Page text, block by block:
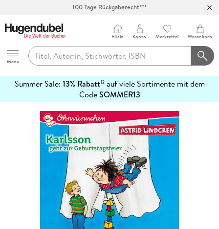
Abholung in über 100 Filialen
Hugendubel
Menu
Filiale Konto Merkzettel Warenkorb
Summer Sale: 13% Rabatt12auf viele Sortimente mit dem
CodeSOMMER13
erfahren